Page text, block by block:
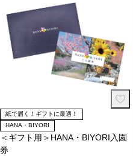
紙で届く！ギフトに最適！
HANA・BIYORI
＜ギフト用＞HANA・BIYORI入園
券